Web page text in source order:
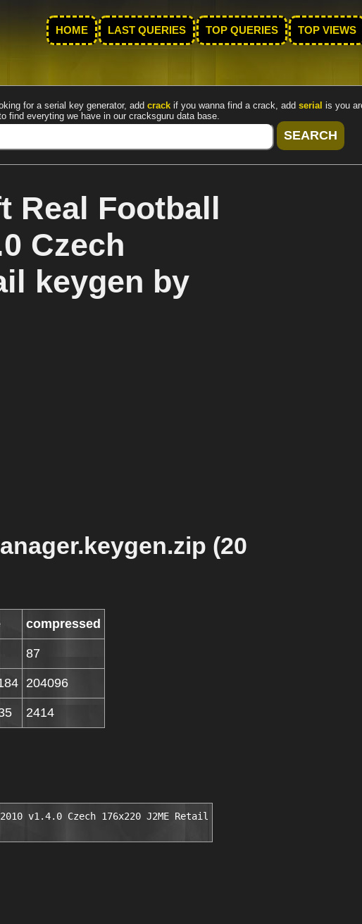
HOME LAST QUERIES TOP QUERIES TOP VIEWS
for a serial key generator, add crack if you wanna find a crack, add serial is you
find everyting we have in our cracksguru data base.
Real Football
Czech
keygen by
(20
compressed
87
204096
2414
v1.4.0 Czech 176x220 J2ME Retail